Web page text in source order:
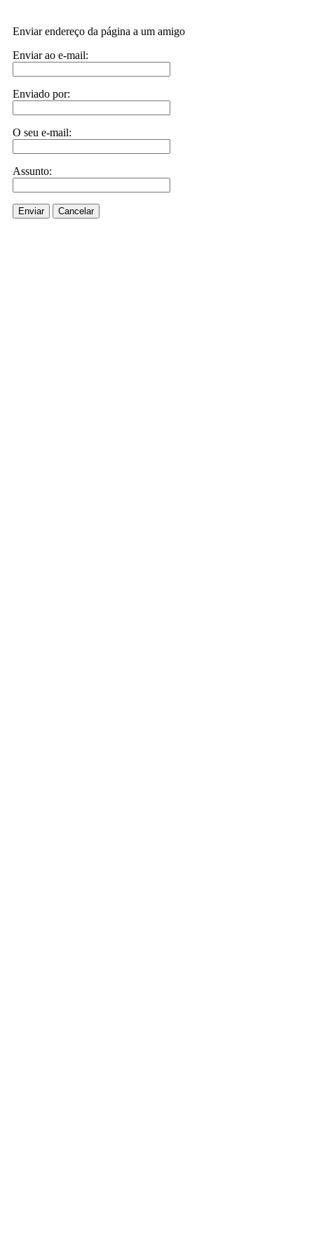
Enviar endereço da página a um amigo
Enviar ao e-mail:
Enviado por:
O seu e-mail:
Assunto:
Enviar Cancelar